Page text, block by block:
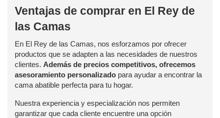
Ventajas de comprar en El Rey de
las Camas
En El Rey de las Camas, nos esforzamos por ofrecer
productos que se adapten a las necesidades de nuestros
clientes. Además de precios competitivos, ofrecemos
asesoramiento personalizado para ayudar a encontrar la
cama abatible perfecta para tu hogar.
Nuestra experiencia y especialización nos permiten
garantizar que cada cliente encuentre una opción